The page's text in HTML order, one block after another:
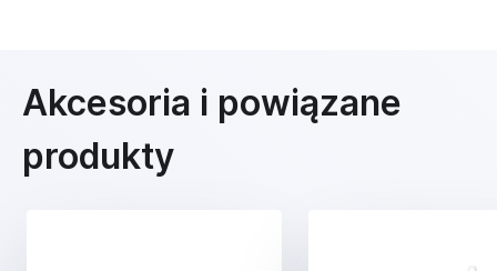
Akcesoria i powiązane
produkty